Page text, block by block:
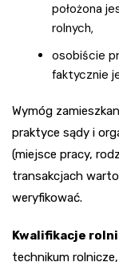
położona
rolnych,
osobiście
faktycznie
Wymóg
praktyce sądy i
(miejsce pracy,
transakcjach
weryfikować.
Kwalifikacje
technikum